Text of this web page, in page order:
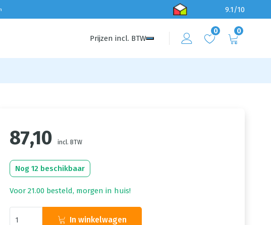
9.1/10
Prijzen incl. BTW
0 0
87,10 incl. BTW
Nog 12 beschikbaar
Voor 21.00 besteld, morgen in huis!
In winkelwagen